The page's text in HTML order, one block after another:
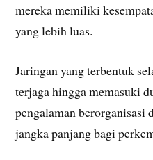
mereka memiliki
yang lebih luas.
Jaringan yang terbentuk
terjaga hingga memasuki
pengalaman berorganisasi
jangka panjang bagi